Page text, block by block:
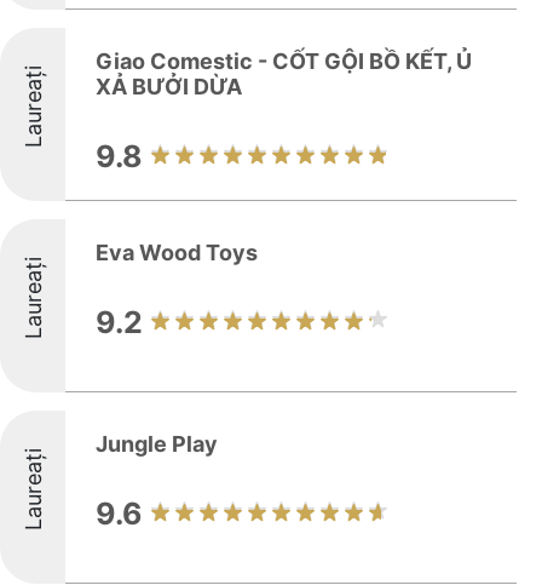
Laureați
Giao Comestic - CỐT GỘI BỒ KẾT, Ủ
XẢ BƯỞI DỪA
9.8
Laureați
Eva Wood Toys
9.2
Laureați
Jungle Play
9.6